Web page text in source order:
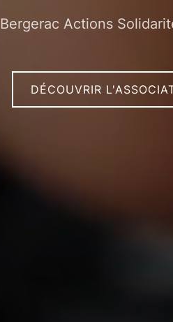
Bergerac Actions
DÉCOUVRIR